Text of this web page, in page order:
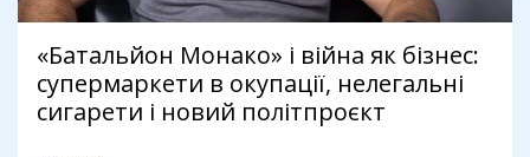
«Батальйон Монако» і війна як бізнес:
супермаркети в окупації, нелегальні
сигарети і новий політпроєкт